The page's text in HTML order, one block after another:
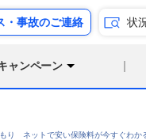
・事故のご連絡 状
ャンペーン
り ネットで安い保険料が今すぐわか